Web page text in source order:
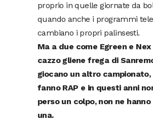
proprio in quelle giornate da
quando anche i programmi
cambiano i propri palinsesti.
Ma a due come Egreen e Nex
cazzo gliene frega di
giocano un altro campionato,
fanno RAP e in questi anni
perso un colpo, non ne
una.